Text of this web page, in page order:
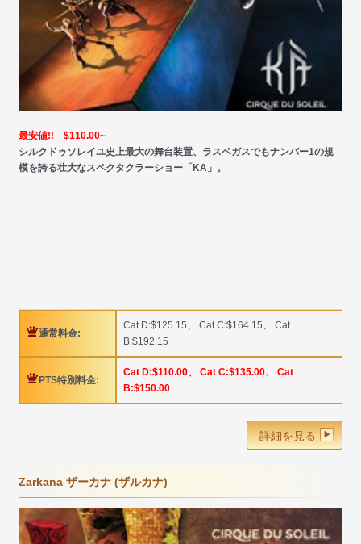
最安値!! $110.00~
シルクドゥソレイユ史上最大の舞台装置、ラスベガスでもナンバー1の規
模を誇る壮大なスペクタクラーショー「KA」。
通常料金:
Cat D:$125.15、 Cat C:$164.15、 Cat
B:$192.15
PTS特別料金:
Cat D:$110.00、 Cat C:$135.00、 Cat
B:$150.00
詳細を見る
Zarkana ザーカナ (ザルカナ)